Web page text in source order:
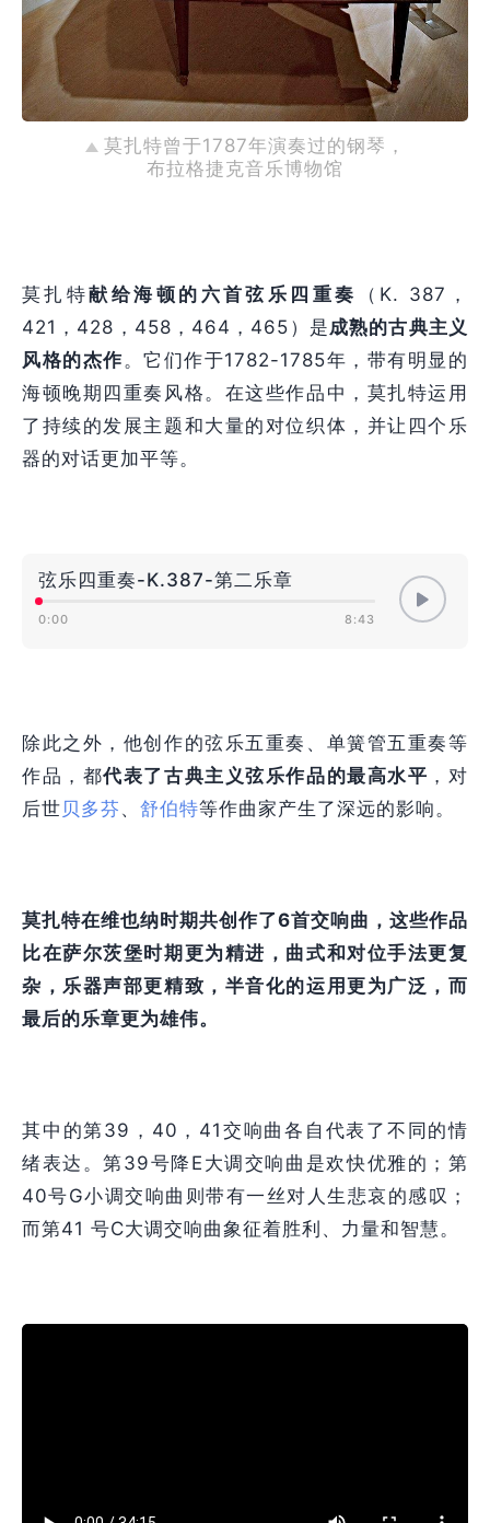
莫扎特曾于1787年演奏过的钢琴，
布拉格捷克音乐博物馆
莫扎特献给海顿的六首弦乐四重奏
（K. 387，
421，428，458，464，465）是成熟的古典主义
风格的杰作。它们作于1782-1785年，带有明显的
海顿晚期四重奏风格。在这些作品中，莫扎特运用
了持续的发展主题和大量的对位织体，并让四个乐
器的对话更加平等。
弦乐四重奏-K.387-第二乐章
0:00 8:43
除此之外，他创作的弦乐五重奏、单簧管五重奏等
作品，都代表了古典主义弦乐作品的最高水平 ，对
后世 贝多芬 、 舒伯特等作曲家产生了深远的影响。
莫扎特在维也纳时期共创作了6首交响曲，这些作品
比在萨尔茨堡时期更为精进，曲式和对位手法更复
杂，乐器声部更精致，半音化的运用更为广泛，而
最后的乐章更为雄伟。
其中的第39，40，41交响曲各自代表了不同的情
绪表达。第39号降E大调交响曲是欢快优雅的；第
40号G小调交响曲则带有一丝对人生悲哀的感叹；
而第41 号C大调交响曲象征着胜利、力量和智慧。